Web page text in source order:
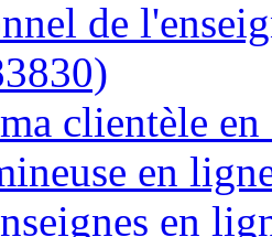
de
clientèle
en
en